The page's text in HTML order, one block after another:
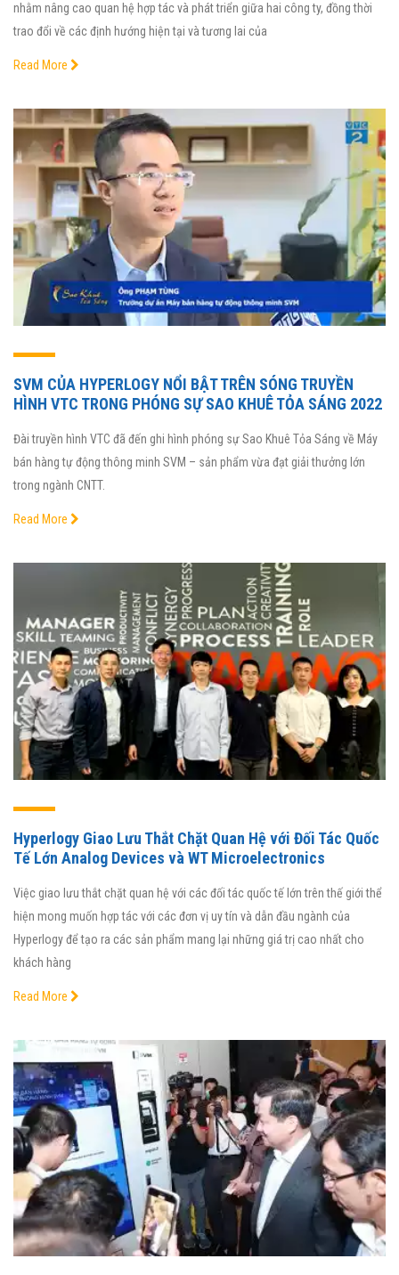
nhằm nâng cao quan hệ hợp tác và phát triển giữa hai công ty, đồng thời
trao đổi về các định hướng hiện tại và tương lai của
Read More
SVM CỦA HYPERLOGY NỔI BẬT TRÊN SÓNG TRUYỀN
HÌNH VTC TRONG PHÓNG SỰ SAO KHUÊ TỎA SÁNG 2022
Đài truyền hình VTC đã đến ghi hình phóng sự Sao Khuê Tỏa Sáng về Máy
bán hàng tự động thông minh SVM – sản phẩm vừa đạt giải thưởng lớn
trong ngành CNTT.
Read More
Hyperlogy Giao Lưu Thắt Chặt Quan Hệ với Đối Tác Quốc
Tế Lớn Analog Devices và WT Microelectronics
Việc giao lưu thắt chặt quan hệ với các đối tác quốc tế lớn trên thế giới thể
hiện mong muốn hợp tác với các đơn vị uy tín và dẫn đầu ngành của
Hyperlogy để tạo ra các sản phẩm mang lại những giá trị cao nhất cho
khách hàng
Read More